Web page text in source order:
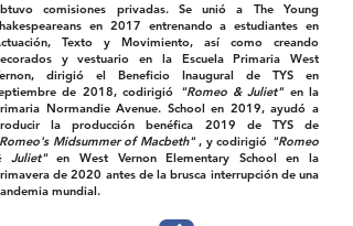
comisiones privadas. Se unió a The Young
en 2017 entrenando a estudiantes en
Texto y Movimiento, así como creando
y vestuario en la Escuela Primaria West
dirigió el Beneficio Inaugural de TYS en
de 2018, codirigió "Romeo & Juliet" en la
Normandie Avenue. School en 2019, ayudó a
la
producción
benéfica 2019 de TYS de
Midsummer of Macbeth", y codirigió "Romeo
Juliet"
en West Vernon Elementary School en la
de 2020 antes de la brusca interrupción de una
mundial.